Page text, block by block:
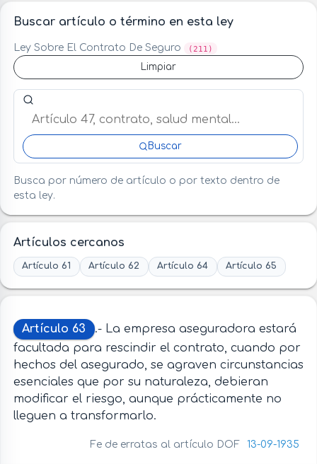
Buscar artículo o término en esta ley
Ley Sobre El Contrato De Seguro (211)
Limpiar
Buscar artículo o término en esta ley
Buscar
Busca por número de artículo o por texto dentro de
esta ley.
Artículos cercanos
Artículo 61 Artículo 62 Artículo 64 Artículo 65
Artículo 63
.- La empresa aseguradora estará
facultada para rescindir el contrato, cuando por
hechos del asegurado, se agraven circunstancias
esenciales que por su naturaleza, debieran
modificar el riesgo, aunque prácticamente no
lleguen a transformarlo.
Fe de erratas al artículo DOF 13-09-1935